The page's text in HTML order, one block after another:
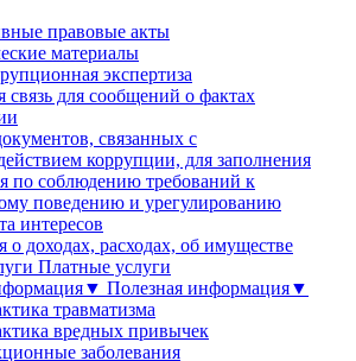
правовые акты
материалы
экспертиза
связь для сообщений о фактах
связанных с
коррупции, для заполнения
по соблюдению требований к
поведению и урегулированию
интересов
о доходах, расходах, об имуществе
Платные услуги
Полезная информация▼
травматизма
вредных привычек
заболевания